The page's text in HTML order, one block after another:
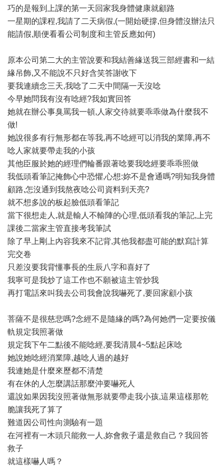
巧的是報到上課的第一天回家我身體健康就顧路
一星期的課程,我請了二天病假,(一開始硬撐,但身體沒辦法只
能請假,順便看看公司制度和主管反應如何)
原本公司第二大的主管說要和我結善緣送我三部經書和一結
緣吊飾,又不能說不只好含笑答謝收下
要我連續念三天,我唸了二天中間隔一天沒唸
今早她問我有沒有唸經?我如實回答
她就在辦公事臭罵我一頓,人家交待就要乖乖做為什麼我不
做!
她說很多有行無形都在等我,再不唸經可以消我的業障,再不
唸人家就要帶走我的小孩
其他臣服於她的經理們輪番跟著唸要我唸經要乖乖照做
我低頭看筆記掩飾心中恐懼,心想:妳不是會通嗎?明知我身體
顧路,怎沒通到我熬夜唸公司資料到天亮?
就不想多說的板起臉低頭看筆記
當下很想走人,就是輸人不輸陣的心理,低頭看我的筆記,上完
課後二當家主管直接考我筆試
除了早上剛上內容我來不記背,其他我都盡可能的默寫計算
完交卷
只差沒要我背懂事長的生辰八字和喜好了
我寧可是我炒了這工作也不願被這主管炒我
再打電話來叫我去公司我會說我嚇死了,要回家顧小孩
菩薩不是很慈悲嗎?念經不是隨緣的嗎?為何她們一定要按儀
軌規定我照著做
規定我下午二點後不能唸經,要我清晨4~5點起床唸
她說她唸經消業障,越唸人過的越好
我連她是什麼來歷都不清楚
有在休的人怎麼講話那麼沖要嚇死人
還說如果因我沒照著做無形就要帶走我小孩,這果這樣那乾
脆讓我死了算了
難道因公司性向測驗有一題
在河裡有一木頭只能救一人,妳會救子還是救自己？我回答
救子
就這樣嚇人嗎？